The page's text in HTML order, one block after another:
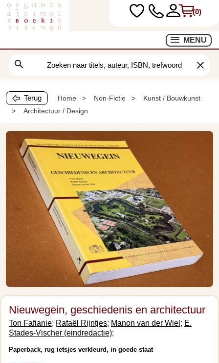
(0)
MENU
search clear
Terug Home Non-Fictie
Kunst / Bouwkunst
Architectuur / Design
Nieuwegein, geschiedenis en architectuur
Ton Fafianie; Rafaël Rijntjes; Manon van der Wiel; E.
Stades-Vischer (eindredactie);
Paperback, rug ietsjes verkleurd, in goede staat